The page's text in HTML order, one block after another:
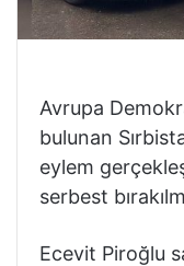
Avrupa
bulunan
eylem
serbest
Ecevit Piroğlu